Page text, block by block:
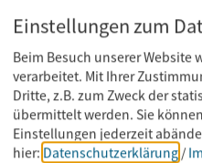
Newsletter
Einstellungen zum
Beim Besuch unserer Website
verarbeitet. Mit Ihrer
Dritte, z.B. zum Zweck der
übermittelt werden. Sie
Einstellungen jederzeit
hier: Datenschutzerklärung /